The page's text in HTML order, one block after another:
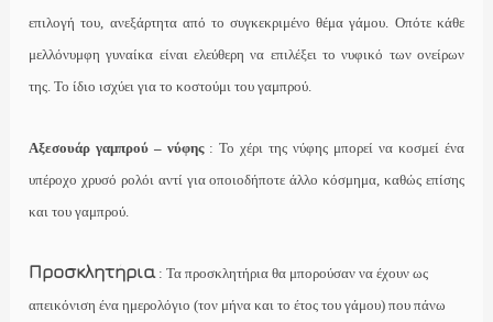
επιλογή του, ανεξάρτητα από το συγκεκριμένο θέμα γάμου. Οπότε κάθε
μελλόνυμφη γυναίκα είναι ελεύθερη να επιλέξει το νυφικό των ονείρων
της. Το ίδιο ισχύει για το κοστούμι του γαμπρού.
Αξεσουάρ γαμπρού – νύφης: Το χέρι της νύφης μπορεί να κοσμεί ένα
υπέροχο χρυσό ρολόι αντί για οποιοδήποτε άλλο κόσμημα, καθώς επίσης
και του γαμπρού.
Προσκλητήρια: Τα προσκλητήρια θα μπορούσαν να έχουν ως
απεικόνιση ένα ημερολόγιο (τον μήνα και το έτος του γάμου) που πάνω